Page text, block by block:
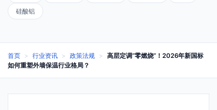
硅酸铝
首页 > 行业资讯 > 政策法规 >
高层定调“零燃烧”！2026年新国标
如何重塑外墙保温行业格局？